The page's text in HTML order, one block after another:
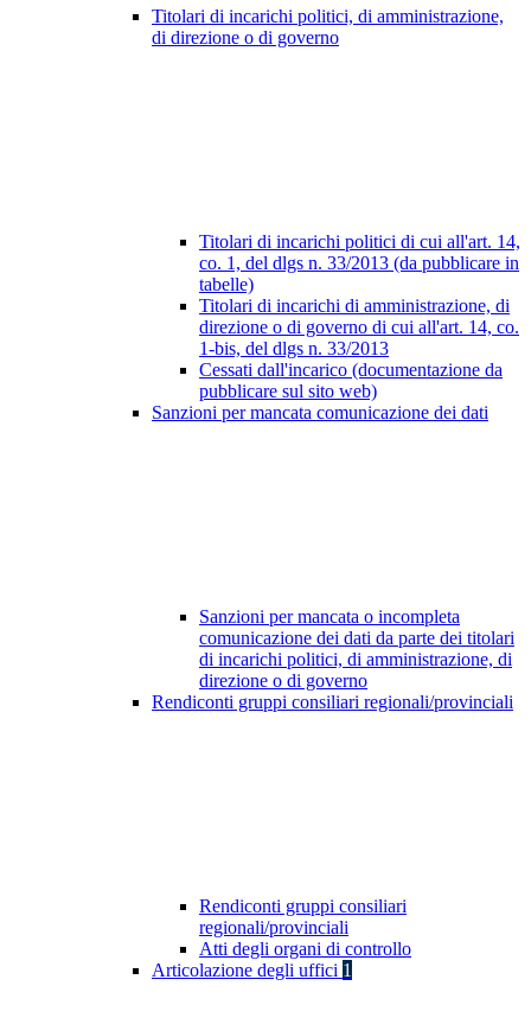
Titolari di incarichi politici, di amministrazione,
di direzione o di governo
Titolari di incarichi politici di cui all'art. 14,
co. 1, del dlgs n. 33/2013 (da pubblicare in
tabelle)
Titolari di incarichi di amministrazione, di
direzione o di governo di cui all'art. 14, co.
1-bis, del dlgs n. 33/2013
Cessati dall'incarico (documentazione da
pubblicare sul sito web)
Sanzioni per mancata comunicazione dei dati
Sanzioni per mancata o incompleta
comunicazione dei dati da parte dei titolari
di incarichi politici, di amministrazione, di
direzione o di governo
Rendiconti gruppi consiliari regionali/provinciali
Rendiconti gruppi consiliari
regionali/provinciali
Atti degli organi di controllo
Articolazione degli uffici 1